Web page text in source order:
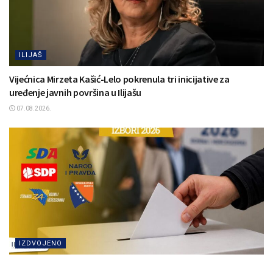
ILIJAŠ
Vijećnica Mirzeta Kašić-Lelo pokrenula tri inicijative za
uređenje javnih površina u Ilijašu
07.08.2026.
IZDVOJENO